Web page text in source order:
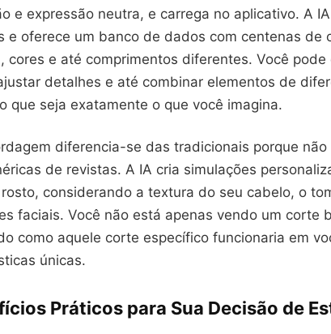
e expressão neutra, e carrega no aplicativo. A
e oferece um banco de dados com centenas de
cores e até comprimentos diferentes. Você pode
detalhes e até combinar elementos de
que seja exatamente o que você imagina.
diferencia-se das tradicionais porque
de revistas. A IA cria simulações
considerando a textura do seu cabelo, o
faciais. Você não está apenas vendo um corte
como aquele corte específico funcionaria em
únicas.
Práticos para Sua Decisão de